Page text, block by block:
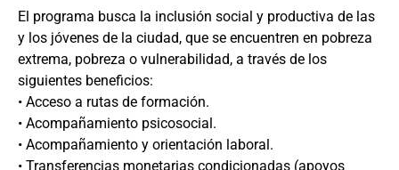
El programa busca la inclusión social y productiva de las
y los jóvenes de la ciudad, que se encuentren en pobreza
extrema, pobreza o vulnerabilidad, a través de los
siguientes beneficios:
• Acceso a rutas de formación.
• Acompañamiento psicosocial.
• Acompañamiento y orientación laboral.
• Transferencias monetarias condicionadas (apoyos